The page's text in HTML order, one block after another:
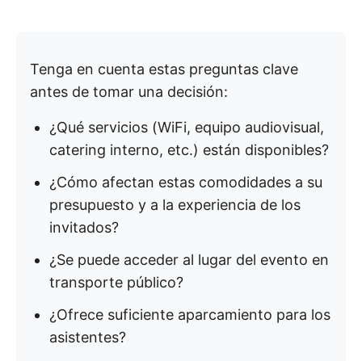
Tenga en cuenta estas preguntas clave
antes de tomar una decisión:
¿Qué servicios (WiFi, equipo audiovisual,
catering interno, etc.) están disponibles?
¿Cómo afectan estas comodidades a su
presupuesto y a la experiencia de los
invitados?
¿Se puede acceder al lugar del evento en
transporte público?
¿Ofrece suficiente aparcamiento para los
asistentes?